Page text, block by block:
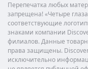
Перепечатка любых
запрещена! «Четыре
соответствующие
знаками компании
филиалов. Данные
права защищены.
исключительно